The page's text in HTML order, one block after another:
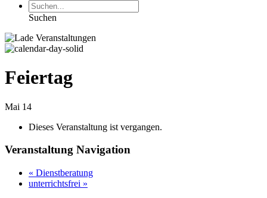
Suchen
Feiertag
Mai 14
Dieses Veranstaltung ist vergangen.
Veranstaltung Navigation
« Dienstberatung
unterrichtsfrei »